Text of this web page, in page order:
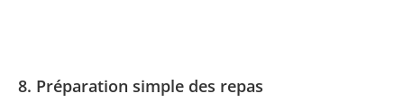
8. Préparation simple des repas